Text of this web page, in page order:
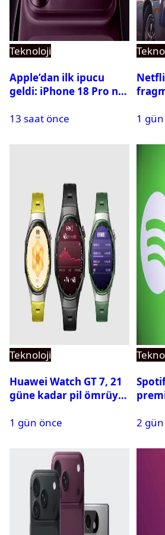
Teknoloji
Apple’dan ilk ipucu
geldi: iPhone 18 Pro ne
13 saat önce
1
Teknoloji
Huawei Watch GT 7, 21
güne kadar pil ömrüyle
1 gün önce
2